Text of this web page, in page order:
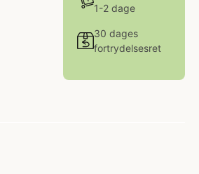
1-2 dage
30 dages
fortrydelsesret